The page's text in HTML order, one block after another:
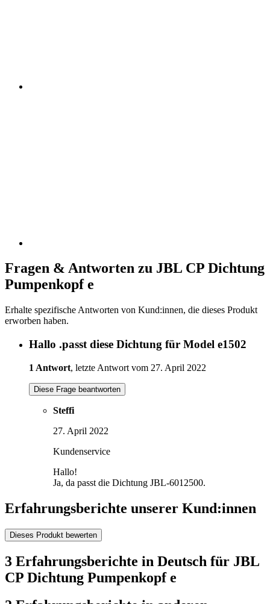
Fragen & Antworten zu JBL CP Dichtung
Pumpenkopf e
Erhalte spezifische Antworten von Kund:innen, die dieses Produkt
erworben haben.
Hallo .passt diese Dichtung für Model e1502
1 Antwort, letzte Antwort vom 27. April 2022
Diese Frage beantworten
Steffi
27. April 2022
Kundenservice
Hallo!
Ja, da passt die Dichtung JBL-6012500.
Erfahrungsberichte unserer Kund:innen
Dieses Produkt bewerten
3 Erfahrungsberichte in Deutsch für JBL
CP Dichtung Pumpenkopf e